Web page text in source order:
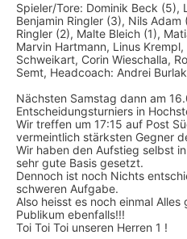
Spieler/Tore: Dominik Beck (5),
Benjamin Ringler (3), Nils
Ringler (2), Malte Bleich (1),
Marvin Hartmann, Linus
Schweikart, Corin Wieschalla,
Semt, Headcoach: Andrei
Nächsten Samstag dann am
Entscheidungsturniers in
Wir treffen um 17:15 auf Post
vermeintlich stärksten Gegner
Wir haben den Aufstieg selbst
sehr gute Basis gesetzt.
Dennoch ist noch Nichts
schweren Aufgabe.
Also heisst es noch einmal
Publikum ebenfalls!!!
Toi Toi Toi unseren Herren 1 !